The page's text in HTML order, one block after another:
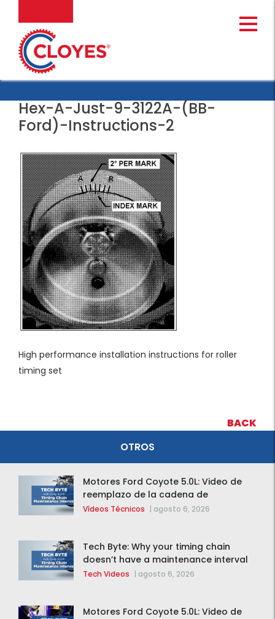
contenido
Hex-A-Just-9-3122A-(BB-
Ford)-Instructions-2
High performance installation instructions for roller
timing set
BACK
OTROS
Motores Ford Coyote 5.0L: Video de
reemplazo de la cadena de
distribución de la F-150 2015 – 2020
Vídeos Técnicos | agosto 6, 2026
Tech Byte: Why your timing chain
doesn’t have a maintenance interval
Tech Videos | agosto 6, 2026
Motores Ford Coyote 5.0L: Video de